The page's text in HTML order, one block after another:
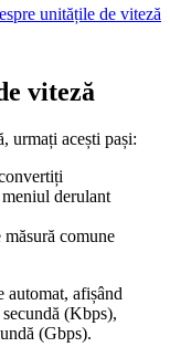
unitățile de viteză
viteză
urmați acești pași:
derulant
comune
automat, afișând
(Kbps),
(Gbps).